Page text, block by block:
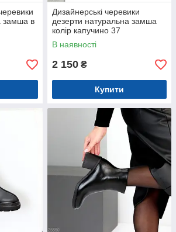
замша в
Дизайнерські черевики
дезерти натуральна замша
колір капучино 37
В наявності
2 150 ₴
Купити